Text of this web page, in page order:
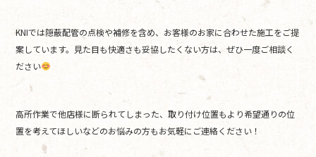
KNIでは隠蔽配管の点検や補修を含め、お客様のお家に合わせた施工をご提
案しています。見た目も快適さも妥協したくない方は、ぜひ一度ご相談く
ださい
高所作業で他店様に断られてしまった、取り付け位置もより希望通りの位
置を考えてほしいなどのお悩みの方もお気軽にご連絡ください！